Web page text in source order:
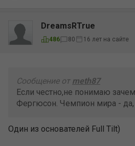
DreamsRTrue
486 80 16 лет на сайте
Сообщение от meth87
Если честно,не понимаю
Фергюсон. Чемпион мира - да,
Один из основателей Full Tilt)